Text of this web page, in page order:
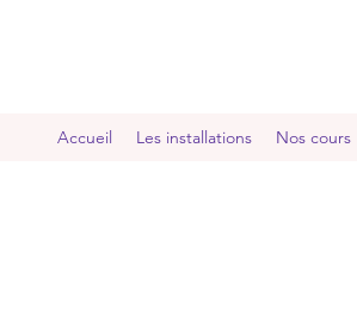
Accueil Les installations Nos cours